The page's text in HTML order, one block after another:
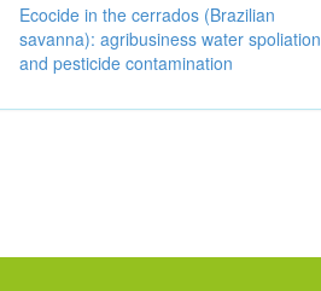
Ecocide in the cerrados (Brazilian
savanna): agribusiness water spoliation
and pesticide contamination